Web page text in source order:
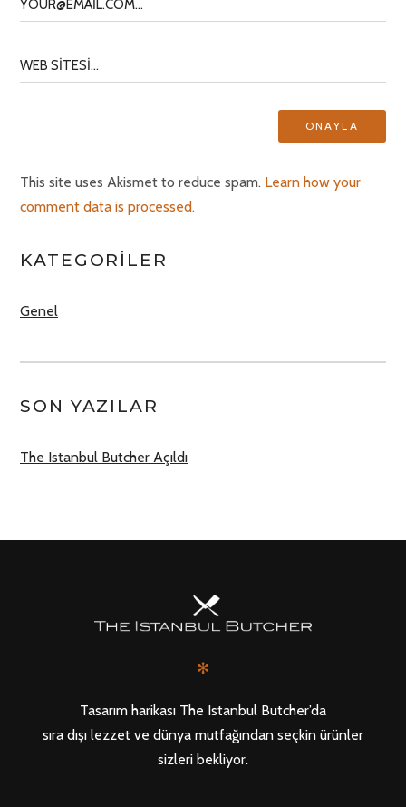
This site uses Akismet to reduce spam. Learn how your
comment data is processed.
KATEGORILER
Genel
SON YAZILAR
The Istanbul Butcher Açıldı
✻
Tasarım harikası The Istanbul Butcher’da
sıra dışı lezzet ve dünya mutfağından seçkin ürünler
sizleri bekliyor.